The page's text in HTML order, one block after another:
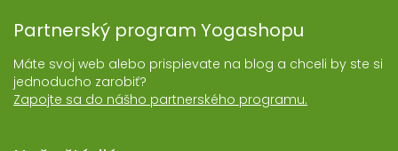
Partnerský program Yogashopu
Máte svoj web alebo prispievate na blog a chceli by ste si
jednoducho zarobiť?
Zapojte sa do nášho partnerského programu.